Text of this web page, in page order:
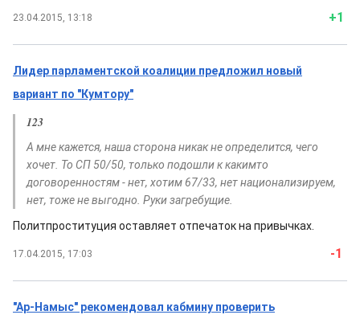
23.04.2015, 13:18 +1
Лидер парламентской коалиции предложил новый
вариант по "Кумтору"
123
А мне кажется, наша сторона никак не определится, чего
хочет. То СП 50/50, только подошли к какимто
договоренностям - нет, хотим 67/33, нет национализируем,
нет, тоже не выгодно. Руки загребущие.
Политпроституция оставляет отпечаток на привычках.
17.04.2015, 17:03 -1
"Ар-Намыс" рекомендовал кабмину проверить